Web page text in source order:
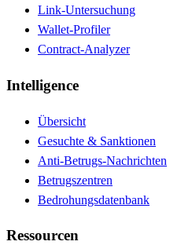
Link-Untersuchung
Wallet-Profiler
Contract-Analyzer
Intelligence
Übersicht
Gesuchte & Sanktionen
Anti-Betrugs-Nachrichten
Betrugszentren
Bedrohungsdatenbank
Ressourcen